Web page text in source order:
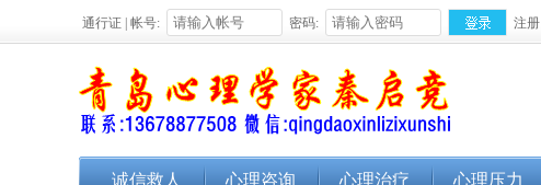
通行证 | 帐号: 密码: 注册
诚信救人 心理咨询 心理治疗 心理压力